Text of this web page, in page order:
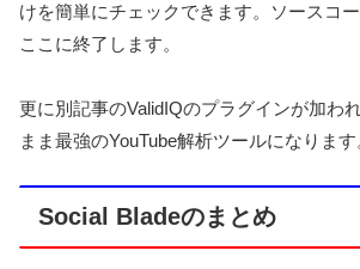
けを簡単にチェックできます。ソースコ
ここに終了します。
更に別記事のValidIQのプラグインが加わ
まま最強のYouTube解析ツールになります
Social Bladeのまとめ